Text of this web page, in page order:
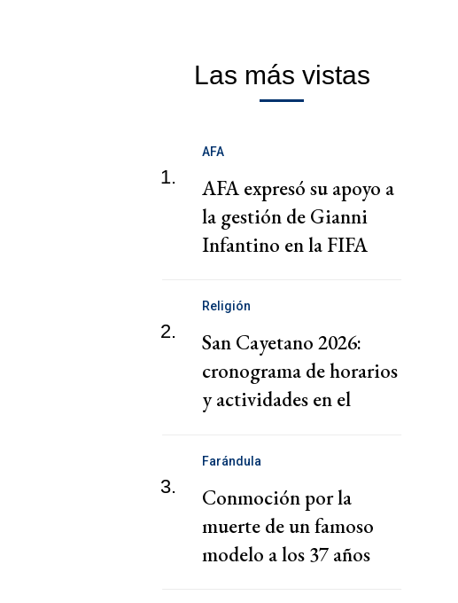
Las más vistas
1.
AFA
AFA expresó su apoyo a
la gestión de Gianni
Infantino en la FIFA
2.
Religión
San Cayetano 2026:
cronograma de horarios
y actividades en el
3.
Farándula
Conmoción por la
muerte de un famoso
modelo a los 37 años